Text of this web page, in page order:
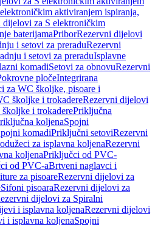
aktiviranjem ispiranja,
dijelovi za S elektroničkim
baterijamaPriborRezervni dijelovi
i setovi za preraduRezervni
i setovi za preraduIsplavne
komadiSetovi za obnovuRezervni
pločeIntegrirana
za WC školjke, pisoare i
školjke i trokadereRezervni dijelovi
i trokaderePriključna
koljenaSpojni
komadiPriključni setoviRezervni
za isplavna koljenaRezervni
koljenaPriključci od PVC-
od PVC-aBrtveni naglavci i
za pisoareRezervni dijelovi za
Sifoni pisoaraRezervni dijelovi za
dijelovi za Spiralni
i isplavna koljenaRezervni dijelovi
i isplavna koljenaSpojni